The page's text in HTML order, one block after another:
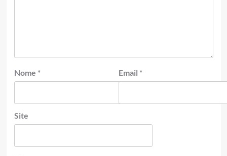
Nome * Email *
Site